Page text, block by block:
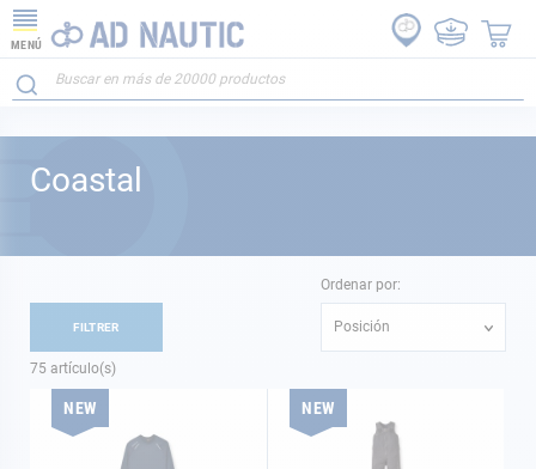
MENÚ
Coastal
75 artículo(s)
Ordenar por:
Posición
NEW NEW
FILTRER